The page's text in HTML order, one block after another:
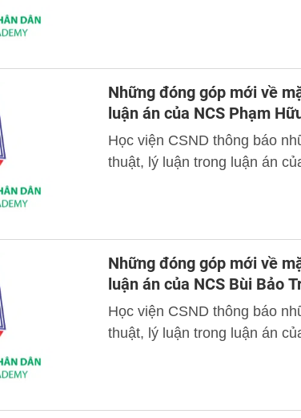
Những đóng góp mới về
luận án của NCS Phạm
Học viện CSND thông báo
thuật, lý luận trong luận án
Những đóng góp mới về
luận án của NCS Bùi Bảo
Học viện CSND thông báo
thuật, lý luận trong luận án